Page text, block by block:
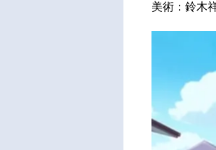
美術：鈴木